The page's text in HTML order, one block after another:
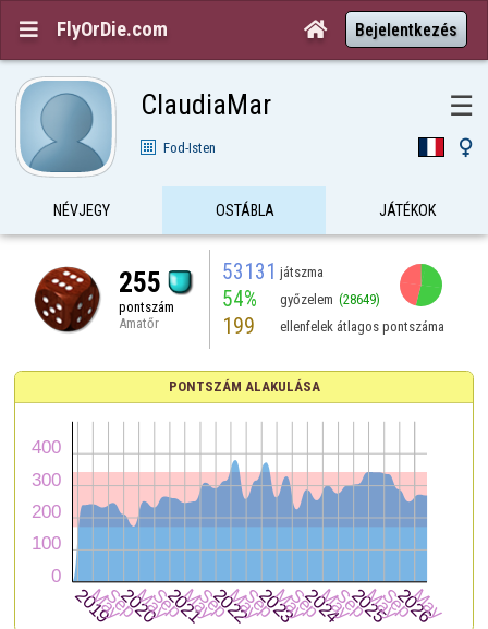
 FlyOrDie.com  Bejelentkezés
ClaudiaMar ☰
Fod-Isten 
NÉVJEGY OSTÁBLA JÁTÉKOK
255
pontszám
Amatőr
53131 játszma
54% győzelem (28649)
199 ellenfelek átlagos pontszáma
PONTSZÁM ALAKULÁSA